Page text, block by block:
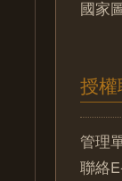
國家
授
管理
聯絡